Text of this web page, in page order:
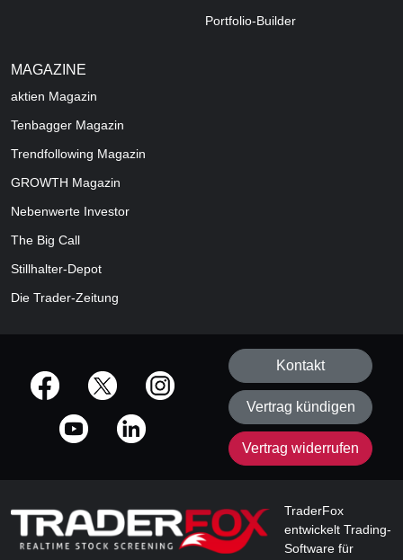
Portfolio-Builder
MAGAZINE
aktien Magazin
Tenbagger Magazin
Trendfollowing Magazin
GROWTH Magazin
Nebenwerte Investor
The Big Call
Stillhalter-Depot
Die Trader-Zeitung
offizielle Social Media-Accounts
Kontakt
Vertrag kündigen
Vertrag widerrufen
TraderFox
entwickelt Trading-
Software für